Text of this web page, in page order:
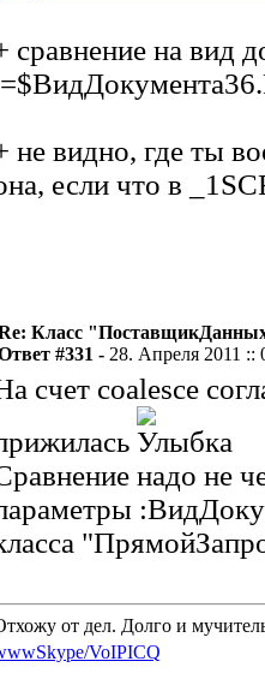
сравнение на вид
не видно, где ты
если что в
Класс
#331 - 28. Апреля 2011 ::
счет coalesce
надо не
от дел. Долго и
Skype/VoIPICQ